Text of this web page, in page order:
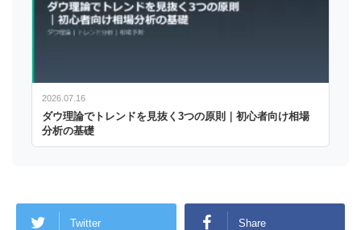
2026.07.16
ダウ理論でトレンドを見抜く3つの原則｜初心者向け相場
分析の基礎
Twitter Share